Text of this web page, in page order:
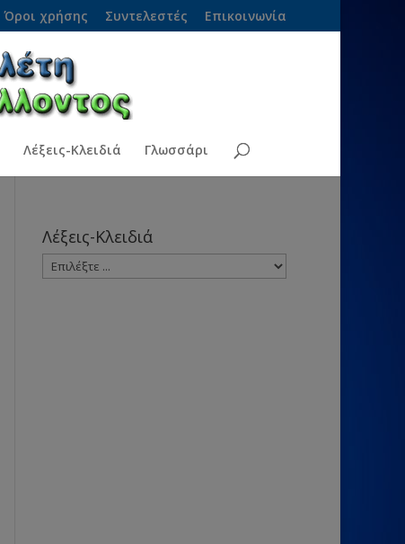
Όροι χρήσης Συντελεστές Επικοινωνία
Λέξεις-Κλειδιά Γλωσσάρι
Λέξεις-Κλειδιά